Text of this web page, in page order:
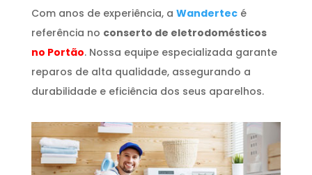
Com anos de experiência, a Wandertecé
referência no conserto de eletrodomésticos
no Portão. Nossa equipe especializada garante
reparos de alta qualidade, assegurando a
durabilidade e eficiência dos seus aparelhos.